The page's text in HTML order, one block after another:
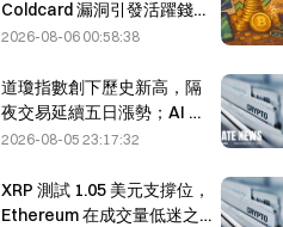
Coldcard 漏洞引發活躍錢包
創三個月新高
2026-08-06 00:58:38
道瓊指數創下歷史新高，隔
夜交易延續五日漲勢；AI 投
資推動市場上漲
2026-08-05 23:17:32
XRP 測試 1.05 美元支撐位，
Ethereum 在成交量低迷之